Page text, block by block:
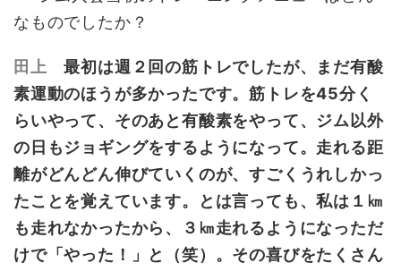
なものでしたか？
田上
最初は週２回の筋トレでしたが、まだ有酸
素運動のほうが多かったです。筋トレを45分く
らいやって、そのあと有酸素をやって、ジム以外
の日もジョギングをするようになって。走れる距
離がどんどん伸びていくのが、すごくうれしかっ
たことを覚えています。とは言っても、私は１㎞
も走れなかったから、３㎞走れるようになっただ
けで「やった！」と（笑）。その喜びをたくさん